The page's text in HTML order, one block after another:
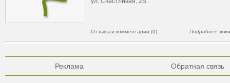
Отзывы и комментарии (0) Подробнее
Реклама Обратная связь